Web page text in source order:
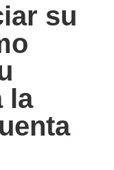
su
la